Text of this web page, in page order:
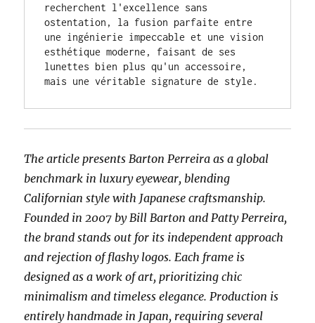
recherchent l'excellence sans
ostentation, la fusion parfaite entre
une ingénierie impeccable et une vision
esthétique moderne, faisant de ses
lunettes bien plus qu'un accessoire,
mais une véritable signature de style.
The article presents Barton Perreira as a global
benchmark in luxury eyewear, blending
Californian style with Japanese craftsmanship.
Founded in 2007 by Bill Barton and Patty Perreira,
the brand stands out for its independent approach
and rejection of flashy logos. Each frame is
designed as a work of art, prioritizing chic
minimalism and timeless elegance. Production is
entirely handmade in Japan, requiring several